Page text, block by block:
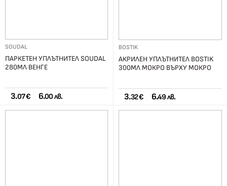
SOUDAL
ПАРКЕТЕН УПЛЪТНИТЕЛ SOUDAL
280МЛ ВЕНГЕ
3.07 € 6.00 лв.
BOSTIK
АКРИЛЕН УПЛЪТНИТЕЛ BOSTIK
300МЛ МОКРО ВЪРХУ МОКРО
3.32 € 6.49 лв.